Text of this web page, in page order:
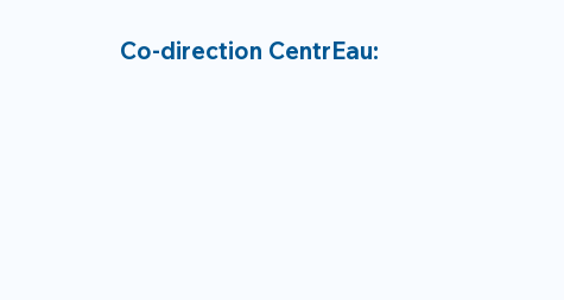
Co-direction CentrEau: